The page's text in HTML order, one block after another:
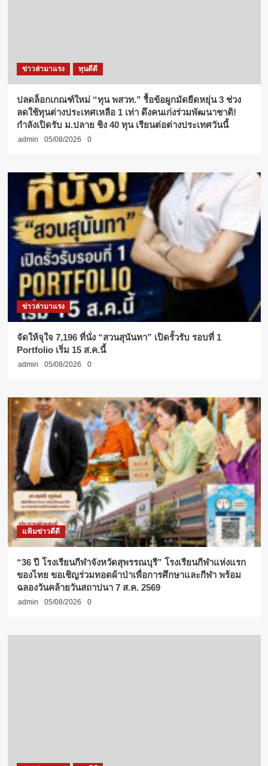
ข่าวล่ามาแรง ทุนดีดี
ปลดล็อกเกณฑ์ใหม่ “ทุน พสวท.” รื้อข้อผูกมัดยืดหยุ่น 3 ช่วง
ลดใช้ทุนต่างประเทศเหลือ 1 เท่า ดึงคนเก่งร่วมพัฒนาชาติ!
กำลังเปิดรับ ม.ปลาย ชิง 40 ทุน เรียนต่อต่างประเทศวันนี้
admin 05/08/2026 0
ข่าวล่ามาแรง
จัดให้จุใจ 7,196 ที่นั่ง “สวนสุนันทา” เปิดรั้วรับ รอบที่ 1
Portfolio เริ่ม 15 ส.ค.นี้
admin 05/08/2026 0
แฟ้มข่าวดีดี
“36 ปี โรงเรียนกีฬาจังหวัดสุพรรณบุรี” โรงเรียนกีฬาแห่งแรก
ของไทย ขอเชิญร่วมทอดผ้าป่าเพื่อการศึกษาและกีฬา พร้อม
ฉลองวันคล้ายวันสถาปนา 7 ส.ค. 2569
admin 05/08/2026 0